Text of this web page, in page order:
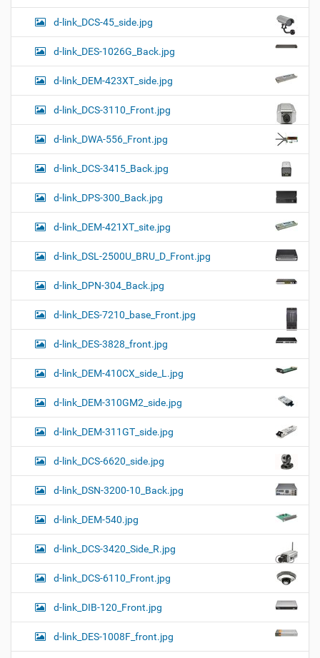
d-link_DCS-45_side.jpg
d-link_DES-1026G_Back.jpg
d-link_DEM-423XT_side.jpg
d-link_DCS-3110_Front.jpg
d-link_DWA-556_Front.jpg
d-link_DCS-3415_Back.jpg
d-link_DPS-300_Back.jpg
d-link_DEM-421XT_site.jpg
d-link_DSL-2500U_BRU_D_Front.jpg
d-link_DPN-304_Back.jpg
d-link_DES-7210_base_Front.jpg
d-link_DES-3828_front.jpg
d-link_DEM-410CX_side_L.jpg
d-link_DEM-310GM2_side.jpg
d-link_DEM-311GT_side.jpg
d-link_DCS-6620_side.jpg
d-link_DSN-3200-10_Back.jpg
d-link_DEM-540.jpg
d-link_DCS-3420_Side_R.jpg
d-link_DCS-6110_Front.jpg
d-link_DIB-120_Front.jpg
d-link_DES-1008F_front.jpg